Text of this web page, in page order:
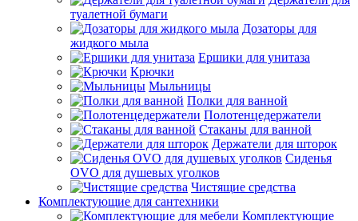
туалетной бумаги
Дозаторы для
жидкого мыла
Ершики для унитаза
Крючки
Мыльницы
Полки для ванной
Полотенцедержатели
Стаканы для ванной
Держатели для шторок
Сиденья
OVO для душевых уголков
Чистящие средства
Комплектующие для сантехники
Комплектующие